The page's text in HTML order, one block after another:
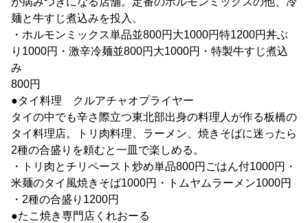
麺と牛すじ煮込みを投入。
・ホルモンミックス単品並800円大1000円特1200円丼ぶ
り1000円・激辛冷麺並800円大1000円・特製牛すじ煮込
み
800円
●タイ料理 クルアチャオプライヤー
タイの中でも辛さ際立つ東北部出身の料理人が作る板橋の
タイ料理店。トリ肉料理、ラーメン、焼きそばに迷ったら
2種の合盛りを頼むと一皿で楽しめる。
・トリ肉とチリペースト炒め単品800円ごはん付1000円・
米麺のタイ風焼きそば1000円・トムヤムラーメン1000円
・2種の合盛り1200円
●たこ焼き専門店くれおーる